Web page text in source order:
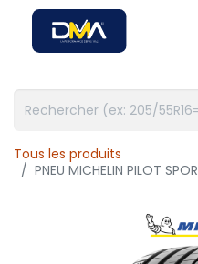
Tous les produits
PNEU MICHELIN PILOT